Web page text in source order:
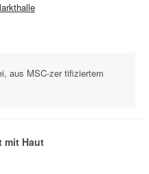
aus MSC-zer tifiziertem
mit Haut